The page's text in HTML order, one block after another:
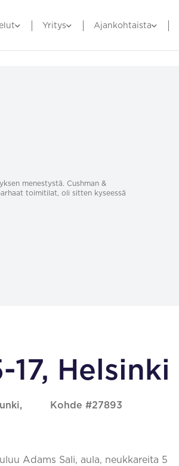
Yritys Ajankohtaista
menestystä. Cushman &
toimitilat, oli sitten kyseessä
17, Helsinki
Kohde #27893
Adams Sali, aula, neukkareita 5